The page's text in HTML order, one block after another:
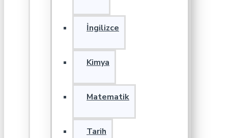
İngilizce
Kimya
Matematik
Tarih